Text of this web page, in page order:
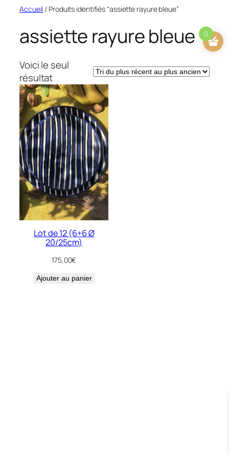
Aller
contenu
Accueil / Produits identifiés “assiette rayure bleue”
assiette rayure bleue
Voici le seul
résultat
Lot de 12 (6+6 Ø
20/25cm)
175,00€
Ajouter au panier
0